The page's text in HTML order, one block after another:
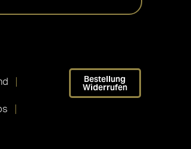
Bestellung
Widerrufen